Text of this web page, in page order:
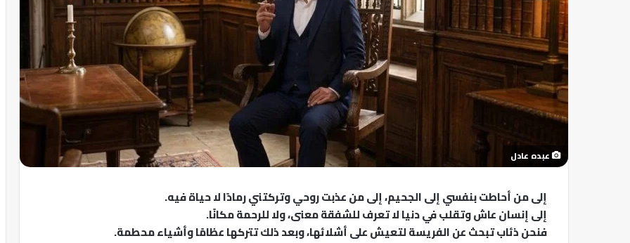
عبده عادل
إلى من أحاطت بنفسي إلى الجحيم، إلى من عذبت روحي وتركتني رمادًا لا حياة فيه.
إلى إنسان عاش وتقلب في دنيا لا تعرف للشفقة معنى، ولا للرحمة مكانًا.
فنحن ذئاب تبحث عن الفريسة لتعيش على أشلائها، وبعد ذلك تتركها عظامًا وأشياء محطمة.